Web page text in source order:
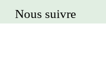
Nous suivre